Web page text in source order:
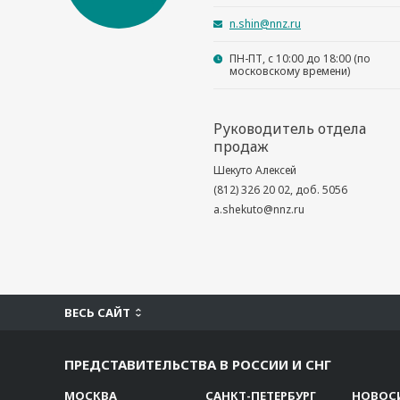
n.shin@nnz.ru
ПН-ПТ, с 10:00 до 18:00 (по
московскому времени)
Руководитель отдела
продаж
Шекуто Алексей
(812) 326 20 02, доб. 5056
a.shekuto@nnz.ru
ВЕСЬ САЙТ
ПРЕДСТАВИТЕЛЬСТВА В РОССИИ И СНГ
МОСКВА САНКТ-ПЕТЕРБУРГ